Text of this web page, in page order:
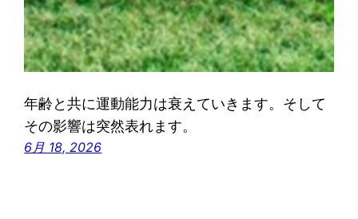
年齢と共に運動能力は衰えていきます。そして
その影響は突然表れます。
6月 18, 2026